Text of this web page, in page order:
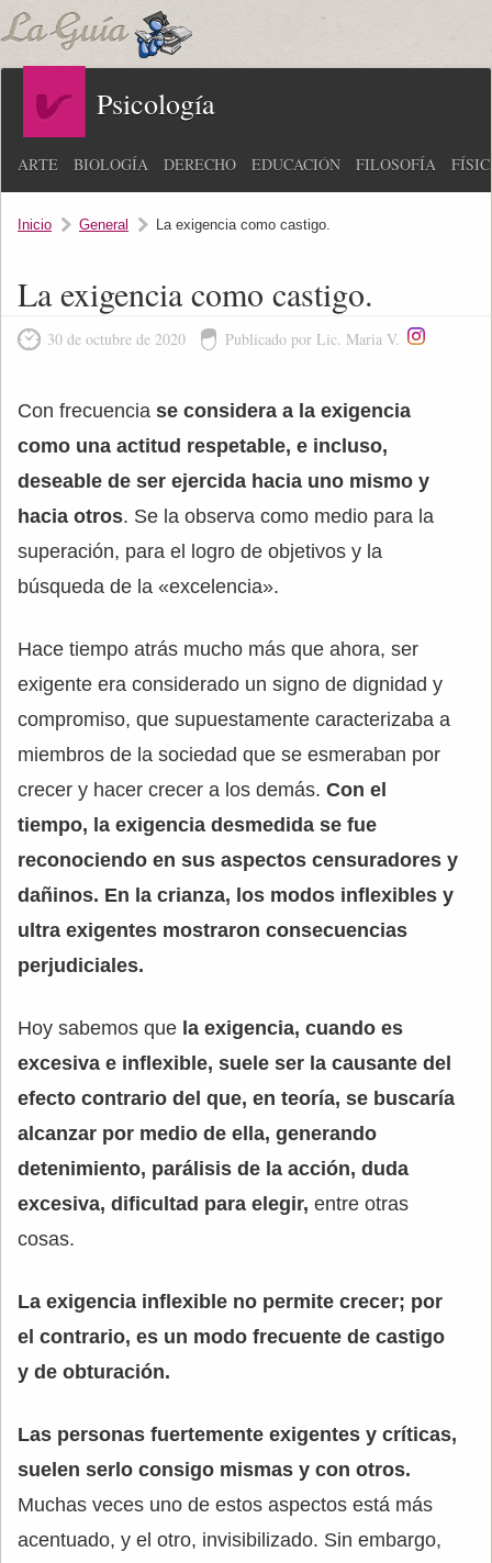
Psicología
ARTE BIOLOGÍA DERECHO EDUCACIÓN FILOSOFÍA
Inicio General La exigencia como castigo.
La exigencia como castigo.
30 de octubre de 2020 Publicado por Lic. Maria V.
Con frecuencia se considera a la exigencia
como una actitud respetable, e incluso,
deseable de ser ejercida hacia uno mismo y
hacia otros. Se la observa como medio para la
superación, para el logro de objetivos y la
búsqueda de la «excelencia».
Hace tiempo atrás mucho más que ahora, ser
exigente era considerado un signo de dignidad y
compromiso, que supuestamente caracterizaba a
miembros de la sociedad que se esmeraban por
crecer y hacer crecer a los demás. Con el
tiempo, la exigencia desmedida se fue
reconociendo en sus aspectos censuradores y
dañinos. En la crianza, los modos inflexibles y
ultra exigentes mostraron consecuencias
perjudiciales.
Hoy sabemos que la exigencia, cuando es
excesiva e inflexible, suele ser la causante del
efecto contrario del que, en teoría, se buscaría
alcanzar por medio de ella, generando
detenimiento, parálisis de la acción, duda
excesiva, dificultad para elegir, entre otras
cosas.
La exigencia inflexible no permite crecer; por
el contrario, es un modo frecuente de castigo
y de obturación.
Las personas fuertemente exigentes y críticas,
suelen serlo consigo mismas y con otros.
Muchas veces uno de estos aspectos está más
acentuado, y el otro, invisibilizado. Sin embargo,